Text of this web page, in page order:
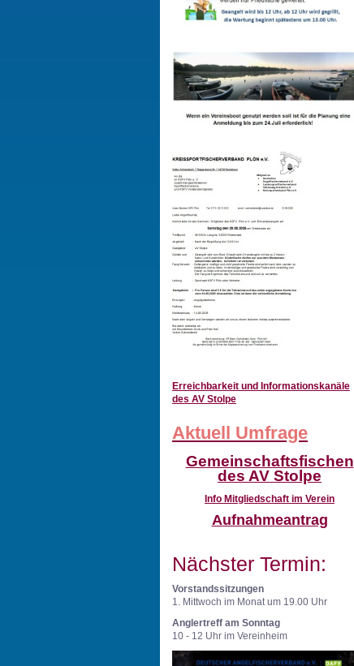
Erreichbarkeit und Informationskanäle
des AV Stolpe
Aktuell Umfrage
Gemeinschaftsfischen
des AV Stolpe
Info Mitgliedschaft im Verein
Aufnahmeantrag
Nächster Termin:
Vorstandssitzungen
1. Mittwoch im Monat um 19.00 Uhr
Anglertreff am Sonntag
10 - 12 Uhr im Vereinheim